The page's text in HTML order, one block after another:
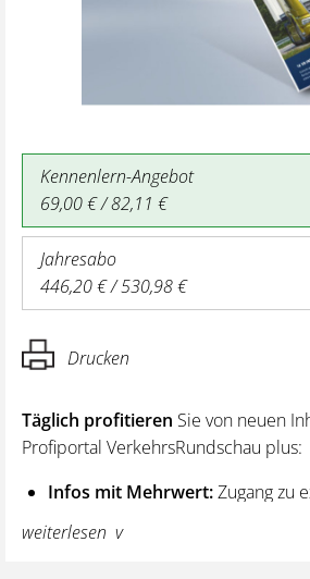
Kennenlern-Angebot
69,00 € / 82,11 €
Jahresabo
446,20 € / 530,98 €
Drucken
Täglich profitieren Sie von neuen
Profiportal VerkehrsRundschau plus:
Infos mit Mehrwert:Zugang zu
und Hintergrundwissen – von
wie z. B. bei den Lenk- und
weiterlesen